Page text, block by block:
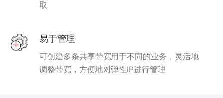
取
易于管理
可创建多条共享带宽用于不同的业务，灵活地
调整带宽，方便地对弹性IP进行管理